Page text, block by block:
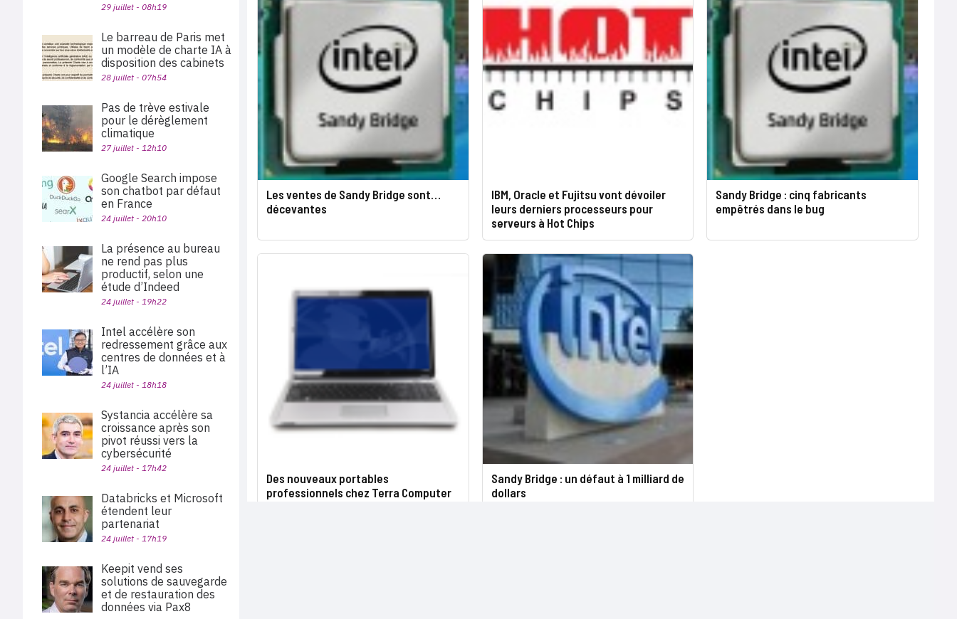
Les ventes de Sandy Bridge sont…
décevantes
IBM, Oracle et Fujitsu vont dévoiler
leurs derniers processeurs pour
serveurs à Hot Chips
Sandy Bridge : cinq fabricants
empêtrés dans le bug
Des nouveaux portables
professionnels chez Terra Computer
Sandy Bridge : un défaut à 1 milliard de
dollars
29 juillet - 08h19
Le barreau de Paris met
un modèle de charte IA à
disposition des cabinets
28 juillet - 07h54
Pas de trève estivale
pour le dérèglement
climatique
27 juillet - 12h10
Google Search impose
son chatbot par défaut
en France
24 juillet - 20h10
La présence au bureau
ne rend pas plus
productif, selon une
étude d’Indeed
24 juillet - 19h22
Intel accélère son
redressement grâce aux
centres de données et à
l’IA
24 juillet - 18h18
Systancia accélère sa
croissance après son
pivot réussi vers la
cybersécurité
24 juillet - 17h42
Databricks et Microsoft
étendent leur
partenariat
24 juillet - 17h19
Keepit vend ses
solutions de sauvegarde
et de restauration des
données via Pax8